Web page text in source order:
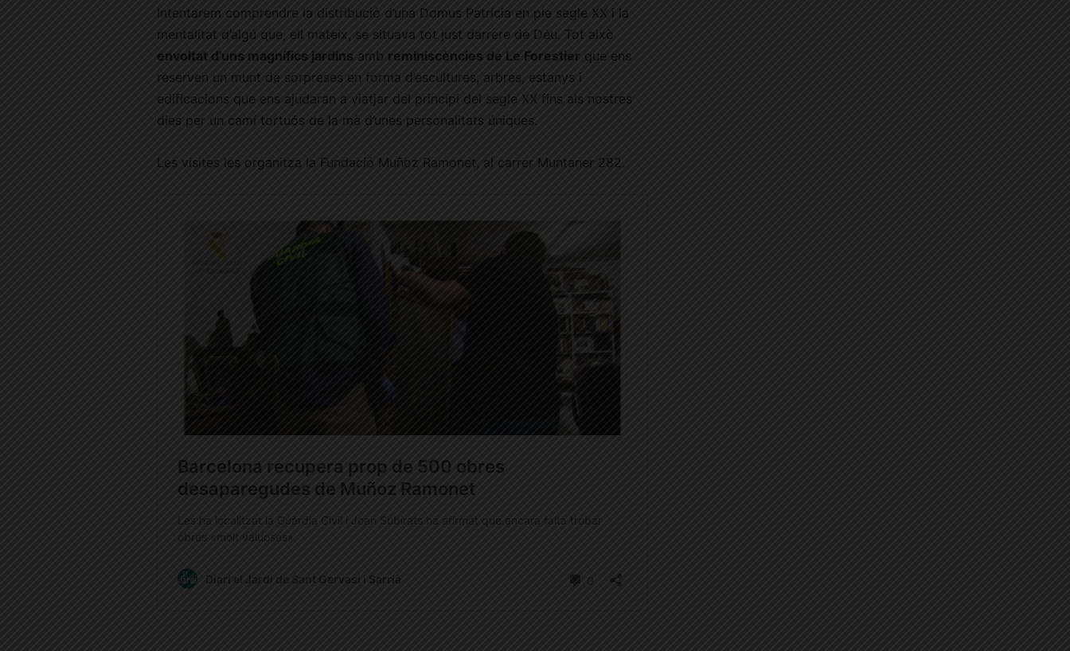
Intentarem comprendre la distribució d’una Domus Patrícia en ple segle XX i la
mentalitat d’algú que, ell mateix, se situava tot just darrere de Déu. Tot això
envoltat d’uns magnífics jardins amb reminiscències de Le Forestier que ens
reserven un munt de sorpreses en forma d’escultures, arbres, estanys i
edificacions que ens ajudaran a viatjar del principi del segle XX fins als nostres
dies per un camí tortuós de la mà d’unes personalitats úniques.
Les visites les organitza la Fundació Muñoz Ramonet, al carrer Muntaner 282.